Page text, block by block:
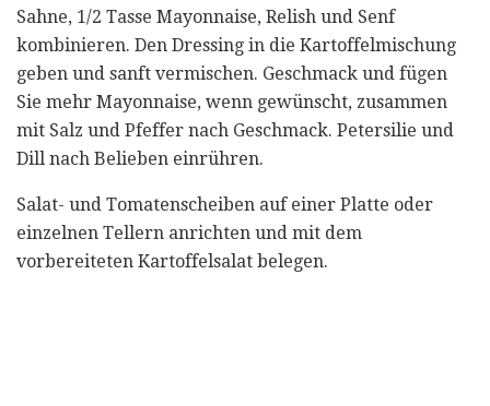
Sahne, 1/2 Tasse Mayonnaise, Relish und Senf
kombinieren. Den Dressing in die Kartoffelmischung
geben und sanft vermischen. Geschmack und fügen
Sie mehr Mayonnaise, wenn gewünscht, zusammen
mit Salz und Pfeffer nach Geschmack. Petersilie und
Dill nach Belieben einrühren.
Salat- und Tomatenscheiben auf einer Platte oder
einzelnen Tellern anrichten und mit dem
vorbereiteten Kartoffelsalat belegen.